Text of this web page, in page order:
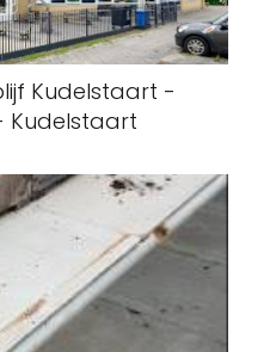
Kudelstaart -
Kudelstaart